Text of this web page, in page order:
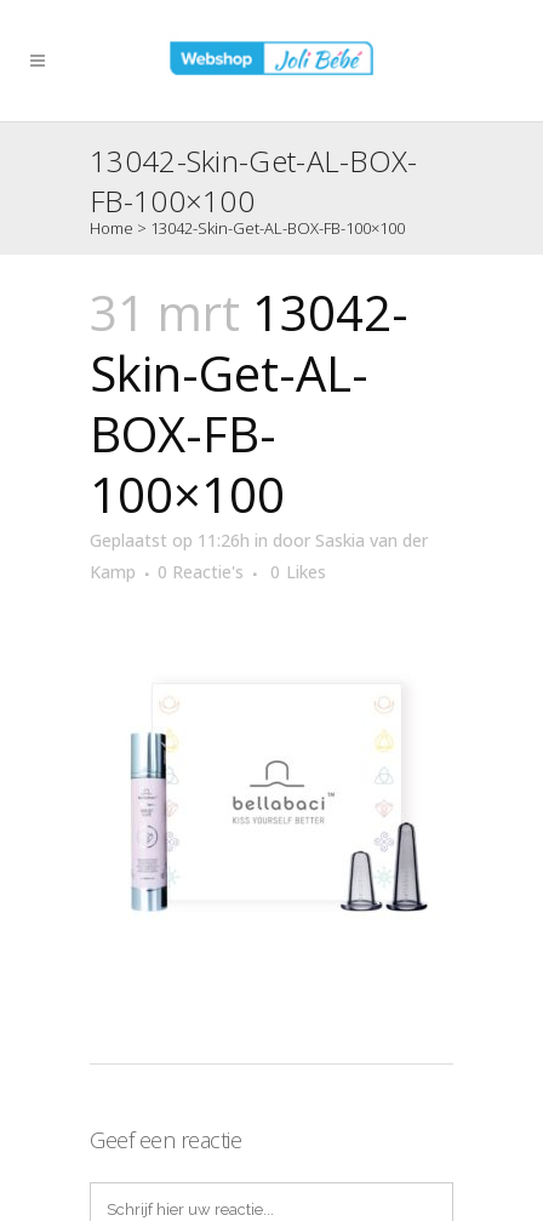
13042-Skin-Get-AL-BOX-
FB-100×100
Home > 13042-Skin-Get-AL-BOX-FB-100×100
31 mrt 13042-
Skin-Get-AL-
BOX-FB-
100×100
Geplaatst op 11:26h in door Saskia van der
Kamp
0 Reactie's 0 Likes
Geef een reactie